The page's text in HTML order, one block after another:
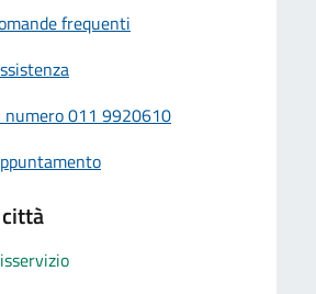
frequenti
numero 011 9920610